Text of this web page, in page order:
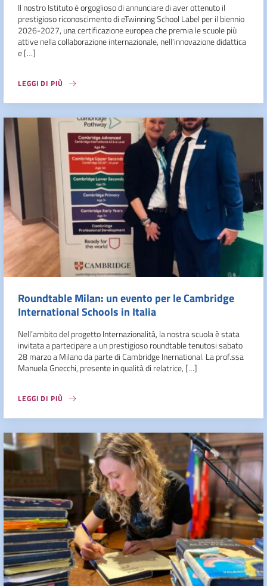
Il nostro Istituto è orgoglioso di annunciare di aver ottenuto il
prestigioso riconoscimento di eTwinning School Label per il biennio
2026-2027, una certificazione europea che premia le scuole più
attive nella collaborazione internazionale, nell’innovazione didattica
e […]
LEGGI DI PIÙ
Roundtable Milan: un evento per le Cambridge
International Schools in Italia
Nell’ambito del progetto Internazionalità, la nostra scuola è stata
invitata a partecipare a un prestigioso roundtable tenutosi sabato
28 marzo a Milano da parte di Cambridge Inernational. La prof.ssa
Manuela Gnecchi, presente in qualità di relatrice, […]
LEGGI DI PIÙ